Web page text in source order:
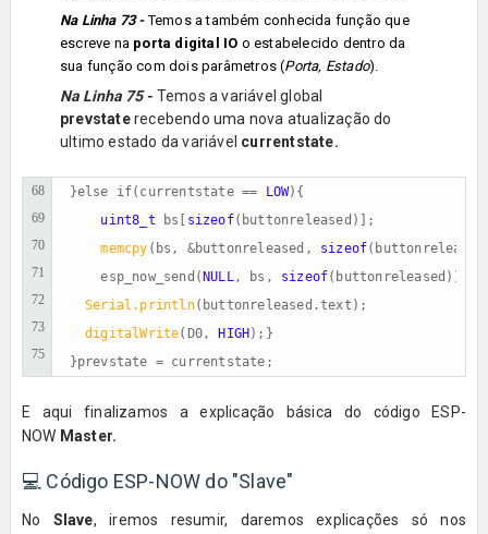
Na Linha 73 -Temos a também conhecida função que
escreve na porta digital IO o estabelecido dentro da
sua função com dois parâmetros (Porta, Estado).
Na Linha 75 - Temos a variável global
prevstaterecebendo uma nova atualização do
ultimo estado da variável currentstate.
68
69
70
71
72
73
75
}else if(currentstate == LOW){
uint8_t bs[ sizeof(buttonreleased)];
memcpy (bs, &buttonreleased, sizeof
    esp_now_send(
NULL, bs, sizeof(buttonreleased));
Serial.println(buttonreleased.text);
digitalWrite(D0, HIGH );}
}prevstate = currentstate;
E aqui finalizamos a explicação básica do código ESP-
NOW Master.
💻 Código ESP-NOW do "Slave"
No Slave, iremos resumir, daremos explicações só nos